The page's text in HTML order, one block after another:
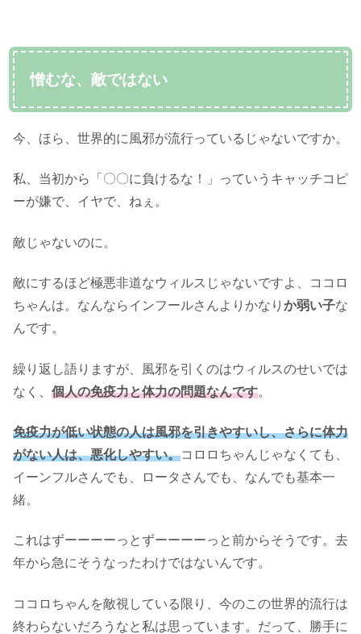
憎むな、敵ではない
今、ほら、世界的に風邪が流行っているじゃないですか。
私、当初から「〇〇に負けるな！」っていうキャッチコピ
ーが嫌で、イヤで、ねぇ。
敵じゃないのに。
敵にするほど極悪非道なウィルスじゃないですよ、ココロ
ちゃんは。なんならインフールさんよりかなり か弱い子な
んです。
繰り返し語りますが、風邪を引くのはウィルスのせいでは
なく、 個人の免疫力と体力の問題なんです。
免疫力が低い状態の人は風邪を引きやすいし、さらに体力
がない人は、悪化しやすい。コロロちゃんじゃなくても、
イーンフルさんでも、ロータさんでも、なんでも基本一
緒。
これはずーーーーっとずーーーーっと前からそうです。去
年から急にそうなったわけではないんです。
ココロちゃんを敵視している限り、今のこの世界的流行は
終わらないだろうなと私は思っています。だって、勝手に